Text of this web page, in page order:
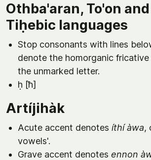
Othba'aran, To'on
Tiḥebic languages
Stop consonants with lines
denote the homorganic
the unmarked letter.
ḥ [ħ]
Artíjihàk
Acute accent denotes íthí àwa,
vowels'.
Grave accent denotes ennon